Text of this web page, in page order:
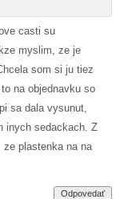
casti su
myslim, ze je
som si ju tiez
na objednavku so
sa dala vysunut,
inych sedackach. Z
plastenka na na
Odpovedať